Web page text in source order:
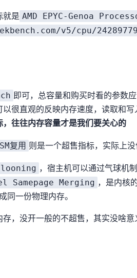
就是 AMD EPYC-Genoa
v5/cpu/24289779
即可，总容量和购买时看的参数应
Sysbench可以很直观的反映内存速度，
往往内存容量才是我们要关心的
复用 则是一个超售指标，实际上没
，宿主机可以通过“气球”
Samepage Merging ，KSM 是
同一份物理内存。
存，没开一般的不超售，其实没啥意